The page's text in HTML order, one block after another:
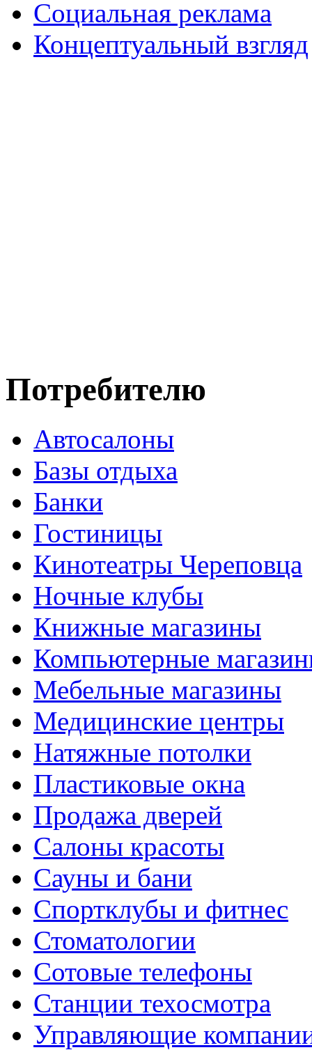
Социальная реклама
Концептуальный взгляд
Потребителю
Автосалоны
Базы отдыха
Банки
Гостиницы
Кинотеатры Череповца
Ночные клубы
Книжные магазины
Компьютерные
Мебельные магазины
Медицинские центры
Натяжные потолки
Пластиковые окна
Продажа дверей
Салоны красоты
Сауны и бани
Спортклубы и фитнес
Стоматологии
Сотовые телефоны
Станции техосмотра
Управляющие